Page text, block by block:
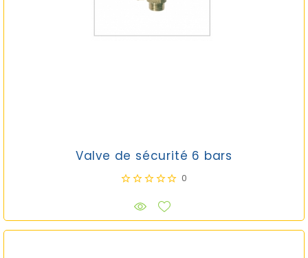
Valve de sécurité 6 bars
0